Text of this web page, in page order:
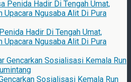
Hadir Di Tengah Umat,
Upacara Ngusaba Alit Di Pura
Sosialisasi Kemala Run